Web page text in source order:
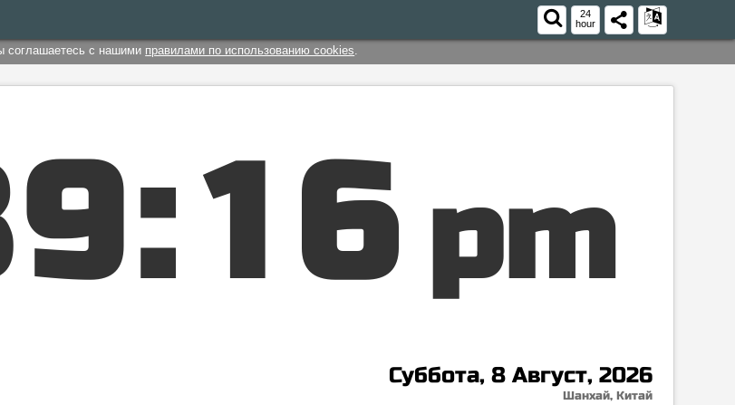
24
hour
соглашаетесь с нашими правилами по использованию cookies.
9:17 pm
Суббота, 8 Август, 2026
Шанхай, Китай